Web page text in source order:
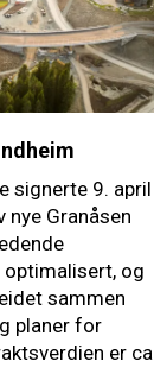
signerte 9. april
Granåsen
og
sammen
planer for
er ca